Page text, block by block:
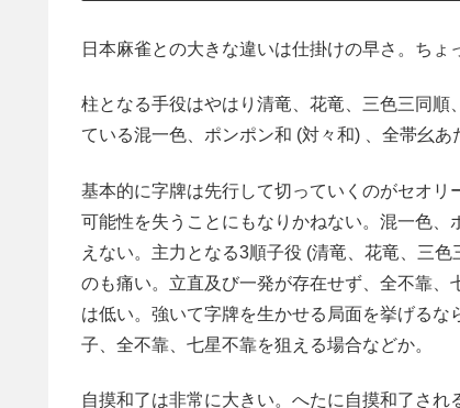
日本麻雀との大きな違いは仕掛けの早さ。ちょ
柱となる手役はやはり清竜、花竜、三色三同
ている混一色、ポンポン和 (対々和) 、全帯幺
基本的に字牌は先行して切っていくのがセオ
可能性を失うことにもなりかねない。混一色
えない。主力となる3順子役 (清竜、花竜、三
のも痛い。立直及び一発が存在せず、全不靠
は低い。強いて字牌を生かせる局面を挙げる
子、全不靠、七星不靠を狙える場合などか。
自摸和了は非常に大きい。へたに自摸和了さ